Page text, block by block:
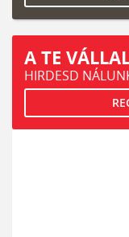
A TE
HIRDESD